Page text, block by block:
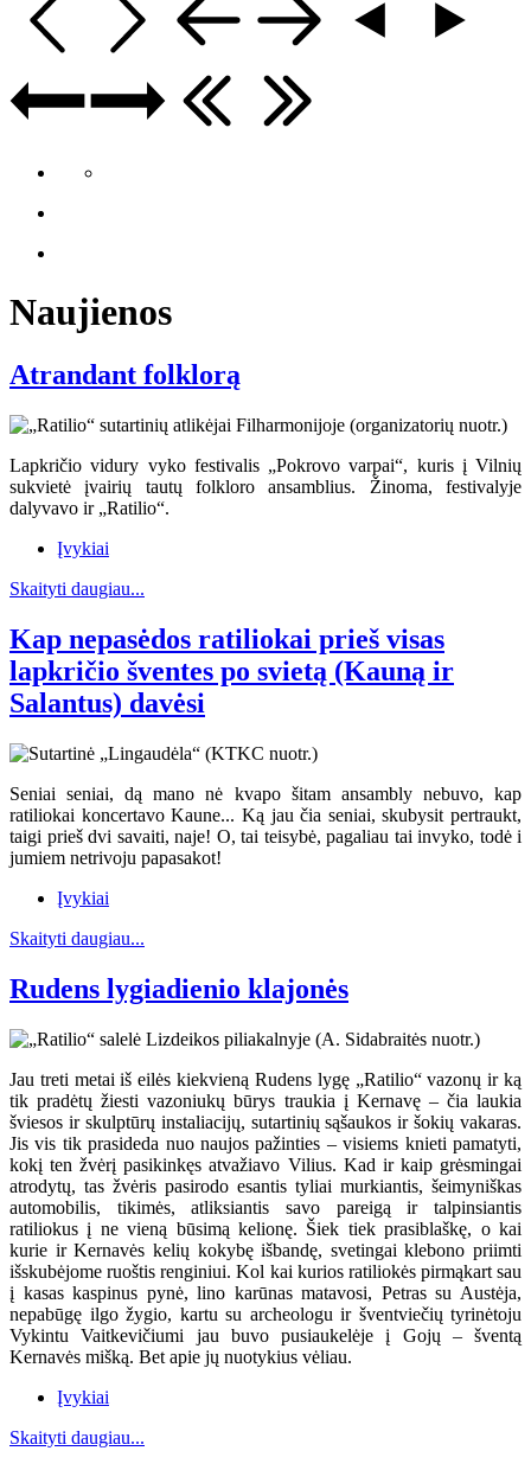
Naujienos
Atrandant folklorą
Lapkričio vidury vyko festivalis „Pokrovo varpai“, kuris į Vilnių
sukvietė įvairių tautų folkloro ansamblius. Žinoma, festivalyje
dalyvavo ir „Ratilio“.
Įvykiai
Skaityti daugiau...
Kap nepasėdos ratiliokai prieš visas
lapkričio šventes po svietą (Kauną ir
Salantus) davėsi
Seniai seniai, dą mano nė kvapo šitam ansambly nebuvo, kap
ratiliokai koncertavo Kaune... Ką jau čia seniai, skubysit pertraukt,
taigi prieš dvi savaiti, naje! O, tai teisybė, pagaliau tai invyko, todė i
jumiem netrivoju papasakot!
Įvykiai
Skaityti daugiau...
Rudens lygiadienio klajonės
Jau treti metai iš eilės kiekvieną Rudens lygę „Ratilio“ vazonų ir ką
tik pradėtų žiesti vazoniukų būrys traukia į Kernavę – čia laukia
šviesos ir skulptūrų instaliacijų, sutartinių sąšaukos ir šokių vakaras.
Jis vis tik prasideda nuo naujos pažinties – visiems knieti pamatyti,
kokį ten žvėrį pasikinkęs atvažiavo Vilius. Kad ir kaip grėsmingai
atrodytų, tas žvėris pasirodo esantis tyliai murkiantis, šeimyniškas
automobilis, tikimės, atliksiantis savo pareigą ir talpinsiantis
ratiliokus į ne vieną būsimą kelionę. Šiek tiek prasiblaškę, o kai
kurie ir Kernavės kelių kokybę išbandę, svetingai klebono priimti
išskubėjome ruoštis renginiui. Kol kai kurios ratiliokės pirmąkart sau
į kasas kaspinus pynė, lino karūnas matavosi, Petras su Austėja,
nepabūgę ilgo žygio, kartu su archeologu ir šventviečių tyrinėtoju
Vykintu Vaitkevičiumi jau buvo pusiaukelėje į Gojų – šventą
Kernavės mišką. Bet apie jų nuotykius vėliau.
Įvykiai
Skaityti daugiau...